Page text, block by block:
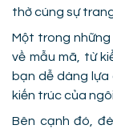
thờ cúng sự
Một trong
về mẫu mã, từ
bạn dễ dàng lựa
kiến trúc của
Bên cạnh đó,